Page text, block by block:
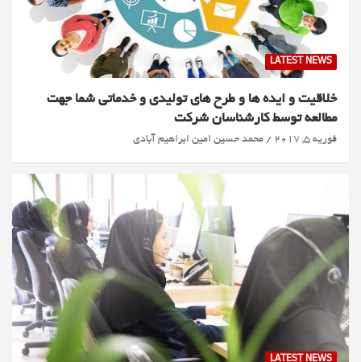
LATEST NEWS
خلاقیت و ایده ها و طرح های تولیدی و خدماتی شما جهت
مطالعه توسط کارشناسان شرکت
فوریه 5, 2017 محمد حسین امین ابراهیم آبادی
LATEST NEWS